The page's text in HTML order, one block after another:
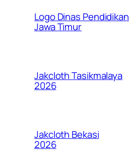
Logo Dinas Pendidikan
Jawa Timur
Jakcloth Tasikmalaya
2026
Jakcloth Bekasi
2026